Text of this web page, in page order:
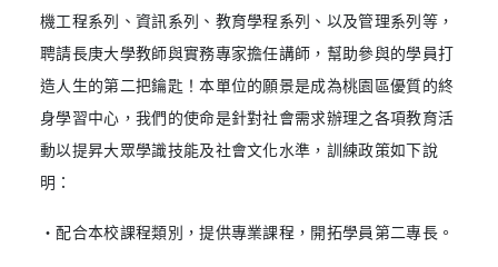
機工程系列、資訊系列、教育學程系列、以及管理系列等，
聘請長庚大學教師與實務專家擔任講師，幫助參與的學員打
造人生的第二把鑰匙！本單位的願景是成為桃園區優質的終
身學習中心，我們的使命是針對社會需求辦理之各項教育活
動以提昇大眾學識技能及社會文化水準，訓練政策如下說
明：
‧配合本校課程類別，提供專業課程，開拓學員第二專長。